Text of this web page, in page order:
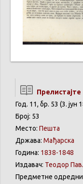
Прелистајте
Год. 11, бр. 53 (3. јун
Број: 53
Место: Пешта
Држава: Мађарска
Година: 1838-1848
Издавач: Теодор
Предметне